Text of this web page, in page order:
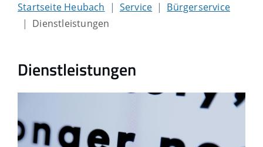
Startseite Heubach Service
Bürgerservice
Dienstleistungen
Dienstleistungen